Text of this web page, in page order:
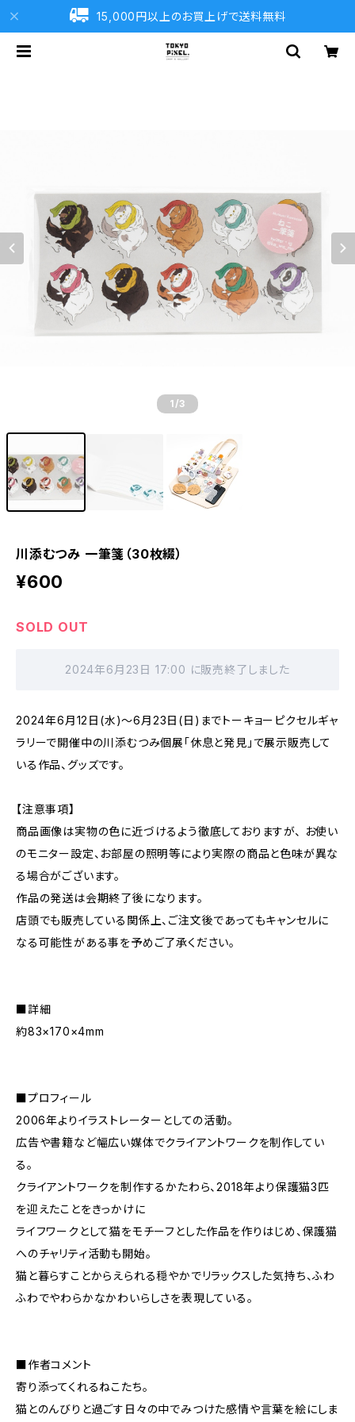
15,000円以上のお買上げで送料無料
1 /3
川添むつみ 一筆箋（30枚綴）
¥600
SOLD OUT
2024年6月23日 17:00 に販売終了しました
2024年6月12日(水)〜6月23日(日)までトーキョーピクセルギャ
ラリーで開催中の川添むつみ個展「休息と発見」で展示販売して
いる作品、グッズです。
【注意事項】
商品画像は実物の色に近づけるよう徹底しておりますが、 お使い
のモニター設定、お部屋の照明等により実際の商品と色味が異な
る場合がございます。
作品の発送は会期終了後になります。
店頭でも販売している関係上、ご注文後であってもキャンセルに
なる可能性がある事を予めご了承ください。
■詳細
約83×170×4mm
■プロフィール
2006年よりイラストレーターとしての活動。
広告や書籍など幅広い媒体でクライアントワークを制作してい
る。
クライアントワークを制作するかたわら、2018年より保護猫3匹
を迎えたことをきっかけに
ライフワークとして猫をモチーフとした作品を作りはじめ、保護猫
へのチャリティ活動も開始。
猫と暮らすことからえられる穏やかでリラックスした気持ち、ふわ
ふわでやわらかなかわいらしさを表現している。
■作者コメント
寄り添ってくれるねこたち。
猫とのんびりと過ごす日々の中でみつけた感情や言葉を絵にしま